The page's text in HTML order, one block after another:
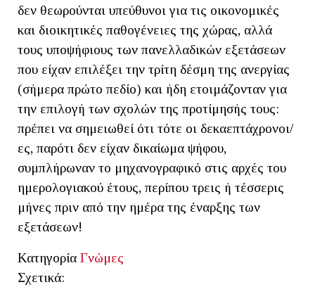
δεν θεωρούνται υπεύθυνοι για τις οικονομικές
και διοικητικές παθογένειες της χώρας, αλλά
τους υποψήφιους των πανελλαδικών εξετάσεων
που είχαν επιλέξει την τρίτη δέσμη της ανεργίας
(σήμερα πρώτο πεδίο) και ήδη ετοιμάζονταν για
την επιλογή των σχολών της προτίμησής τους:
πρέπει να σημειωθεί ότι τότε οι δεκαεπτάχρονοι/
ες, παρότι δεν είχαν δικαίωμα ψήφου,
συμπλήρωναν το μηχανογραφικό στις αρχές του
ημερολογιακού έτους, περίπου τρεις ή τέσσερις
μήνες πριν από την ημέρα της έναρξης των
εξετάσεων!
Κατηγορία Γνώμες
Σχετικά: